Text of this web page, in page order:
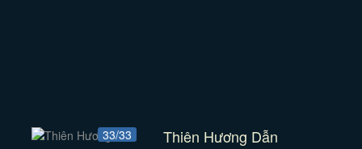
33/33 Thiên Hương Dẫn